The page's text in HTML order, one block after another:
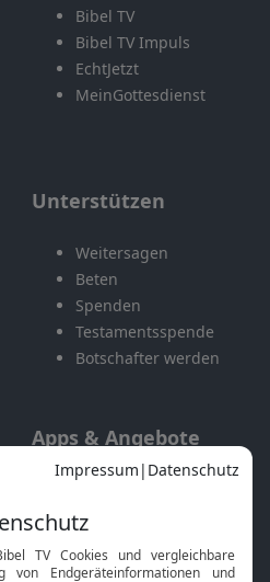
Bibel TV
Bibel TV Impuls
EchtJetzt
MeinGottesdienst
Unterstützen
Weitersagen
Beten
Spenden
Testamentsspende
Botschafter werden
Apps & Angebote
Mobile App
Smart TV